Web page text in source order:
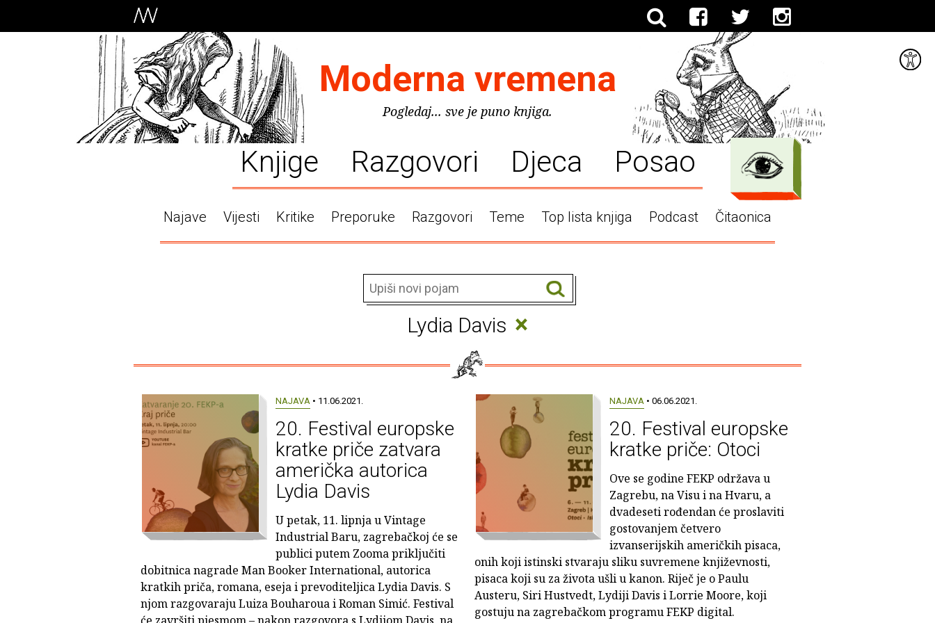
Moderna vremena
Pogledaj... sve je puno knjiga.
Knjige Razgovori Djeca Posao
Najave Vijesti Kritike Preporuke Razgovori Teme Top lista knjiga Podcast Čitaonica
Lydia Davis ×
NAJAVA • 11.06.2021.
20. Festival europske
kratke priče zatvara
američka autorica
Lydia Davis
U petak, 11. lipnja u Vintage
Industrial Baru, zagrebačkoj će se
publici putem Zooma priključiti
dobitnica nagrade Man Booker International, autorica
kratkih priča, romana, eseja i prevoditeljica Lydia Davis. S
njom razgovaraju Luiza Bouharoua i Roman Simić. Festival
NAJAVA • 06.06.2021.
20. Festival europske
kratke priče: Otoci
Ove se godine FEKP održava u
Zagrebu, na Visu i na Hvaru, a
dvadeseti rođendan će proslaviti
gostovanjem četvero
izvanserijskih američkih pisaca,
onih koji istinski stvaraju sliku suvremene književnosti,
pisaca koji su za života ušli u kanon. Riječ je o Paulu
Austeru, Siri Hustvedt, Lydiji Davis i Lorrie Moore, koji
gostuju na zagrebačkom programu FEKP digital.